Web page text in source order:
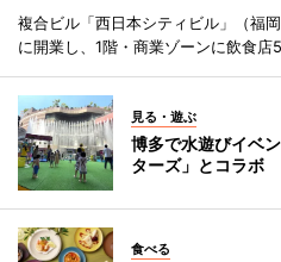
複合ビル「西日本シティビル」（福
に開業し、1階・商業ゾーンに飲食店
見る・遊ぶ
博多で水遊びイベ
ターズ」とコラボ
食べる